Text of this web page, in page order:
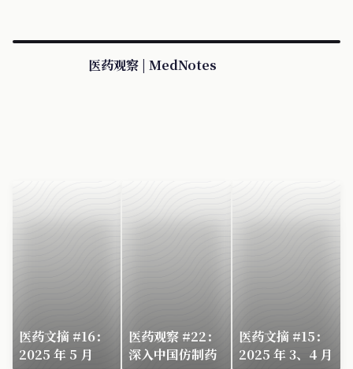
医药观察 | MedNotes
医药文摘 #16：
2025 年 5 月
医药观察 #22：
深入中国仿制药
医药文摘 #15：
2025 年 3、4 月